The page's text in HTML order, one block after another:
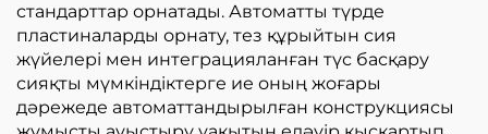
стандарттар орнатады. Автоматты түрде
пластиналарды орнату, тез құрыйтын сия
жүйелері мен интеграцияланған түс басқару
сияқты мүмкіндіктерге ие оның жоғары
дәрежеде автоматтандырылған конструкциясы